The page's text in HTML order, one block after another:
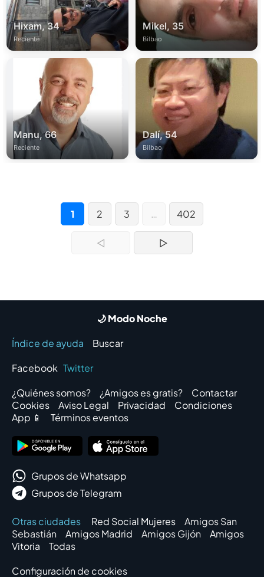
Hixam, 34
Reciente
Mikel, 35
Bilbao
Manu, 66
Reciente
Dalí, 54
Bilbao
1 2 3 … 402
◁ ▷
🌙 Modo Noche
Índice de ayuda
Buscar
Facebook Twitter
¿Quiénes somos?
¿Amigos es gratis?
Contactar
Cookies
Aviso Legal Privacidad
Condiciones
App 📱
Términos eventos
Grupos de Whatsapp
Grupos de Telegram
Otras ciudades Red Social Mujeres
Amigos San
Sebastián
Amigos Madrid Amigos Gijón
Amigos
Vitoria
Todas
Configuración de cookies